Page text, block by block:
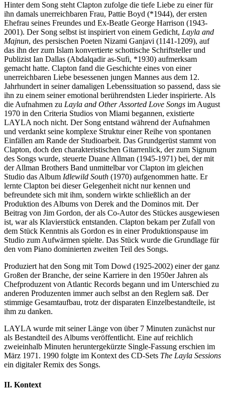
Hinter dem Song steht Clapton zufolge die tiefe Liebe zu einer für
ihn damals unerreichbaren Frau, Pattie Boyd (*1944), der ersten
Ehefrau seines Freundes und Ex-Beatle George Harrison (1943-
2001). Der Song selbst ist inspiriert von einem Gedicht, Layla and
Majnun, des persischen Poeten Nizami Ganjavi (1141-1209), auf
das ihn der zum Islam konvertierte schottische Schriftsteller und
Publizist Ian Dallas (Abdalqadir as-Sufi, *1930) aufmerksam
gemacht hatte. Clapton fand die Geschichte eines von einer
unerreichbaren Liebe besessenen jungen Mannes aus dem 12.
Jahrhundert in seiner damaligen Lebenssituation so passend, dass sie
ihn zu einem seiner emotional berührendsten Lieder inspirierte. Als
die Aufnahmen zu Layla and Other Assorted Love Songs im August
1970 in den Criteria Studios von Miami begannen, existierte
LAYLA noch nicht. Der Song entstand während der Aufnahmen
und verdankt seine komplexe Struktur einer Reihe von spontanen
Einfällen am Rande der Studioarbeit. Das Grundgerüst stammt von
Clapton, doch den charakteristischen Gitarrenlick, der zum Signum
des Songs wurde, steuerte Duane Allman (1945-1971) bei, der mit
der Allman Brothers Band unmittelbar vor Clapton im gleichen
Studio das Album Idlewild South (1970) aufgenommen hatte. Er
lernte Clapton bei dieser Gelegenheit nicht nur kennen und
befreundete sich mit ihm, sondern wirkte schließlich an der
Produktion des Albums von Derek and the Dominos mit. Der
Beitrag von Jim Gordon, der als Co-Autor des Stückes ausgewiesen
ist, war als Klavierstück entstanden. Clapton bekam per Zufall von
dem Stück Kenntnis als Gordon es in einer Produktionspause im
Studio zum Aufwärmen spielte. Das Stück wurde die Grundlage für
den vom Piano dominierten zweiten Teil des Songs.
Produziert hat den Song mit Tom Dowd (1925-2002) einer der ganz
Großen der Branche, der seine Karriere in den 1950er Jahren als
Chefproduzent von Atlantic Records begann und im Unterschied zu
anderen Produzenten immer auch selbst an den Reglern saß. Der
stimmige Gesamtaufbau, trotz der disparaten Einzelbestandteile, ist
ihm zu danken.
LAYLA wurde mit seiner Länge von über 7 Minuten zunächst nur
als Bestandteil des Albums veröffentlicht. Eine auf reichlich
zweieinhalb Minuten heruntergekürzte Single-Fassung erschien im
März 1971. 1990 folgte im Kontext des CD-Sets The Layla Sessions
ein digitaler Remix des Songs.
II. Kontext